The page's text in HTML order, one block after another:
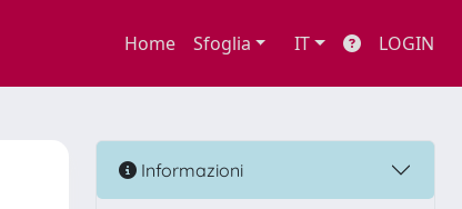
Home Sfoglia IT LOGIN
Informazioni